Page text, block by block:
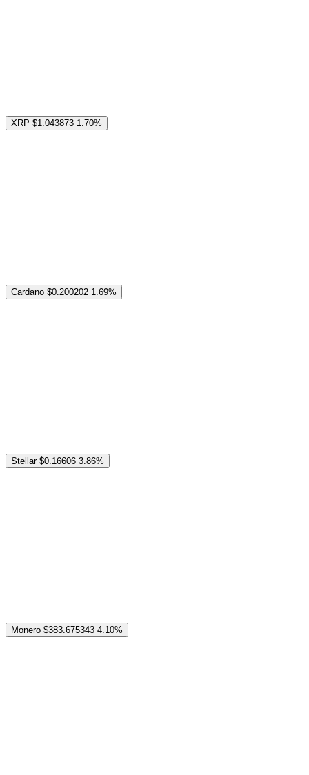
XRP $1.043873 1.70%
Cardano $0.200202 1.69%
Stellar $0.16606 3.86%
Monero $383.675343 4.10%